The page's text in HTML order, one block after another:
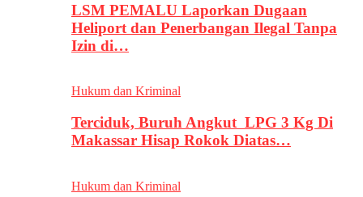
LSM PEMALU Laporkan Dugaan
Heliport dan Penerbangan Ilegal Tanpa
Izin di…
Hukum dan Kriminal
Terciduk, Buruh Angkut LPG 3 Kg Di
Makassar Hisap Rokok Diatas…
Hukum dan Kriminal